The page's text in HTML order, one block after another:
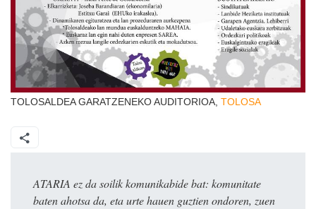
TOLOSALDEA GARATZENEKO AUDITORIOA, TOLOSA
ATARIA ez da soilik komunikabide bat: komunitate
baten ahotsa da, eta urte hauen guztien ondoren, zuen